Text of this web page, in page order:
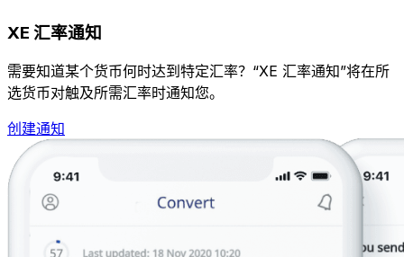
XE 汇率通知
需要知道某个货币何时达到特定汇率？“XE 汇率通知”将在所
选货币对触及所需汇率时通知您。
创建通知